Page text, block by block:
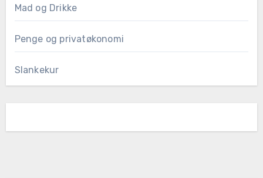
Mad og Drikke
Penge og privatøkonomi
Slankekur